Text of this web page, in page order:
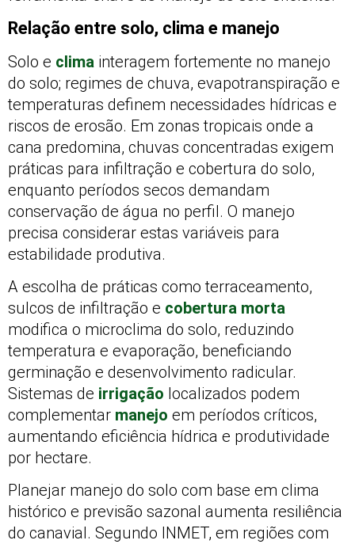
Relação entre solo, clima e manejo
Solo e clima interagem fortemente no manejo
do solo; regimes de chuva, evapotranspiração e
temperaturas definem necessidades hídricas e
riscos de erosão. Em zonas tropicais onde a
cana predomina, chuvas concentradas exigem
práticas para infiltração e cobertura do solo,
enquanto períodos secos demandam
conservação de água no perfil. O manejo
precisa considerar estas variáveis para
estabilidade produtiva.
A escolha de práticas como terraceamento,
sulcos de infiltração e cobertura morta
modifica o microclima do solo, reduzindo
temperatura e evaporação, beneficiando
germinação e desenvolvimento radicular.
Sistemas de irrigação localizados podem
complementar manejo em períodos críticos,
aumentando eficiência hídrica e produtividade
por hectare.
Planejar manejo do solo com base em clima
histórico e previsão sazonal aumenta resiliência
do canavial. Segundo INMET, em regiões com